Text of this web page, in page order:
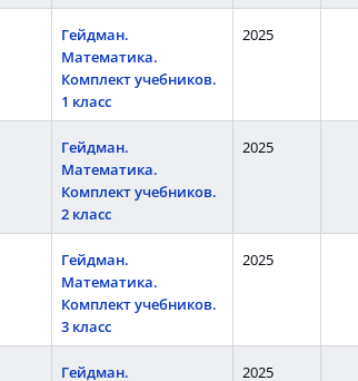
Гейдман.
Математика.
Комплект учебников.
1 класс
2025
Гейдман.
Математика.
Комплект учебников.
2 класс
2025
Гейдман.
Математика.
Комплект учебников.
3 класс
2025
Гейдман. 2025